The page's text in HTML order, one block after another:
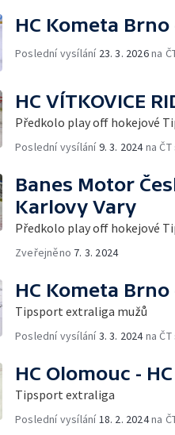
HC Kometa
Poslední vysílání 23. 3. 2026na
HC VÍTKOVICE
Předkolo play off hokejové
Poslední vysílání9. 3. 2024na
Banes Motor
Karlovy Vary
Předkolo play off hokejové
Zveřejněno 7. 3. 2024
HC Kometa
Tipsport extraliga mužů
Poslední vysílání3. 3. 2024na
HC Olomouc -
Tipsport extraliga
Poslední vysílání 18. 2. 2024na